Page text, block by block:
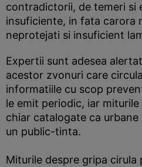
contradictorii, de temeri si
insuficiente, in fata carora
neprotejati si insuficient
Expertii sunt adesea
acestor zvonuri care
informatiile cu scop
le emit periodic, iar
chiar catalogate ca
un public-tinta.
Miturile despre gripa